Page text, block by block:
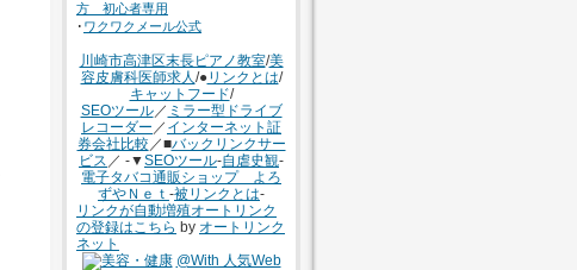
方 初心者専用
･ ワクワクメール公式
川崎市高津区末長ピアノ教室/美
容皮膚科医師求人/●リンクとは/
キャットフード/
SEOツール／ ミラー型ドライブ
レコーダー ／ インターネット証
券会社比較 ／■バックリンクサー
ビス ／ -▼SEOツール-自虐史観-
電子タバコ通販ショップ よろ
ずやＮｅｔ -被リンクとは-
リンクが自動増殖オートリンク
の登録はこちら by オートリンク
ネット
@With 人気Web